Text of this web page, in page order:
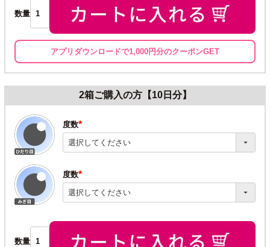
数量
アプリダウンロードで1,000円分のクーポンGET
2箱ご購入の方【10日分】
度数
(必
須)
度数
(必
須)
数量